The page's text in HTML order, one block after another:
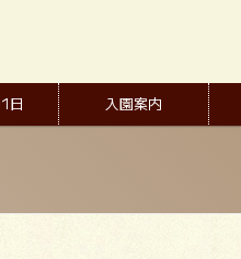
日 入園案内